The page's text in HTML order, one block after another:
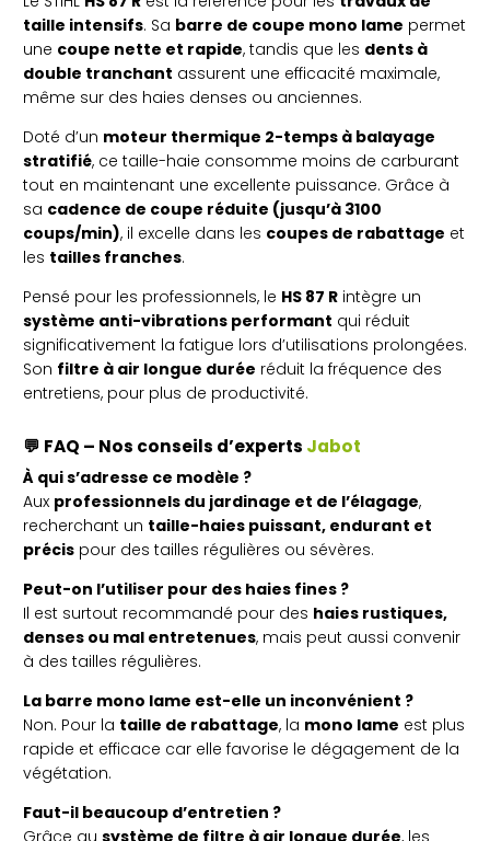
taille intensifs. Sa barre de coupe mono lame permet
une coupe nette et rapide, tandis que les dents à
double tranchant assurent une efficacité maximale,
même sur des haies denses ou anciennes.
Doté d’un moteur thermique 2-temps à balayage
stratifié, ce taille-haie consomme moins de carburant
tout en maintenant une excellente puissance. Grâce à
sa cadence de coupe réduite (jusqu’à 3100
coups/min), il excelle dans les coupes de rabattage et
les tailles franches.
Pensé pour les professionnels, le HS 87 R intègre un
système anti-vibrations performant qui réduit
significativement la fatigue lors d’utilisations prolongées.
Son filtre à air longue durée réduit la fréquence des
entretiens, pour plus de productivité.
💬 FAQ – Nos conseils d’experts Jabot
À qui s’adresse ce modèle ?
Aux professionnels du jardinage et de l’élagage,
recherchant un taille-haies puissant, endurant et
précis pour des tailles régulières ou sévères.
Peut-on l’utiliser pour des haies fines ?
Il est surtout recommandé pour des haies rustiques,
denses ou mal entretenues, mais peut aussi convenir
à des tailles régulières.
La barre mono lame est-elle un inconvénient ?
Non. Pour la taille de rabattage, la mono lame est plus
rapide et efficace car elle favorise le dégagement de la
végétation.
Faut-il beaucoup d’entretien ?